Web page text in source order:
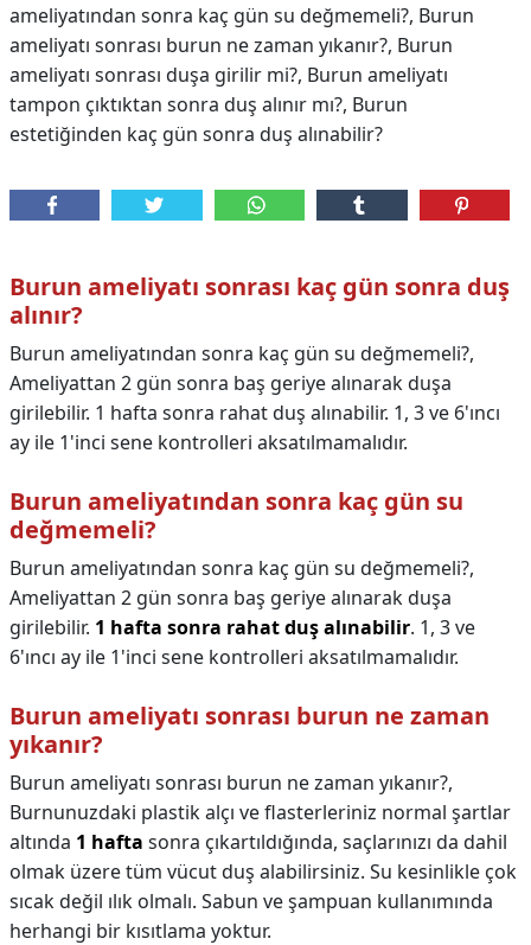
ameliyatından sonra kaç gün su değmemeli?, Burun
ameliyatı sonrası burun ne zaman yıkanır?, Burun
ameliyatı sonrası duşa girilir mi?, Burun ameliyatı
tampon çıktıktan sonra duş alınır mı?, Burun
estetiğinden kaç gün sonra duş alınabilir?
Burun ameliyatı sonrası kaç gün sonra duş
alınır?
Burun ameliyatından sonra kaç gün su değmemeli?,
Ameliyattan 2 gün sonra baş geriye alınarak duşa
girilebilir. 1 hafta sonra rahat duş alınabilir. 1, 3 ve 6'ıncı
ay ile 1'inci sene kontrolleri aksatılmamalıdır.
Burun ameliyatından sonra kaç gün su
değmemeli?
Burun ameliyatından sonra kaç gün su değmemeli?,
Ameliyattan 2 gün sonra baş geriye alınarak duşa
girilebilir. 1 hafta sonra rahat duş alınabilir. 1, 3 ve
6'ıncı ay ile 1'inci sene kontrolleri aksatılmamalıdır.
Burun ameliyatı sonrası burun ne zaman
yıkanır?
Burun ameliyatı sonrası burun ne zaman yıkanır?,
Burnunuzdaki plastik alçı ve flasterleriniz normal şartlar
altında 1 hafta sonra çıkartıldığında, saçlarınızı da dahil
olmak üzere tüm vücut duş alabilirsiniz. Su kesinlikle çok
sıcak değil ılık olmalı. Sabun ve şampuan kullanımında
herhangi bir kısıtlama yoktur.